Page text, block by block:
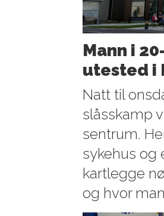
Mann i
utested i
Natt til
slåsskamp
sentrum.
sykehus og
kartlegge
og hvor